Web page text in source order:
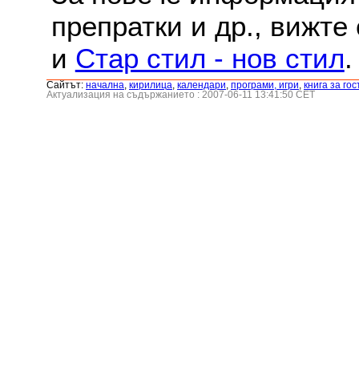
препратки и др.,
и Стар стил - нов стил.
Сайтът: началнa кирилица календари програми, игри книга за
Актуализация на съдържанието : 2007-06-11 13:41:50 CET